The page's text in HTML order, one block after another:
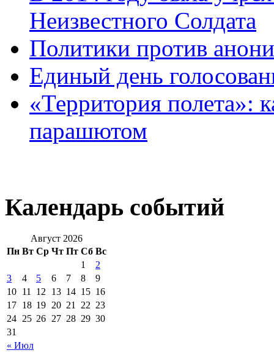
Неизвестного Солдата
Политики против
Единый день
«Территория полета»:
парашютом
Календарь событий
Август 2026
Пн Вт Ср Чт Пт Сб Вс
« Июл
1
2
3
4 5 6 7 8
9
10 11 12 13 14 15 16
17 18 19 20 21 22 23
24 25 26 27 28 29 30
31